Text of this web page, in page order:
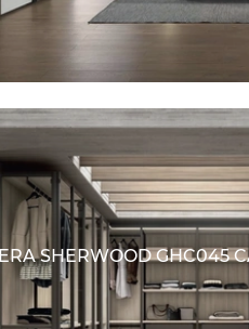
SHERWOOD GHC045